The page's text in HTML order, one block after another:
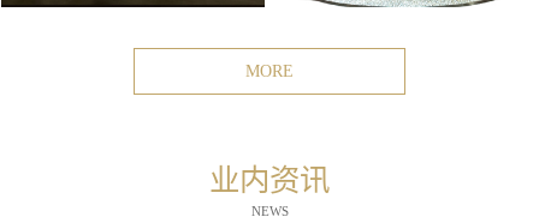
MORE
业内资讯
NEWS